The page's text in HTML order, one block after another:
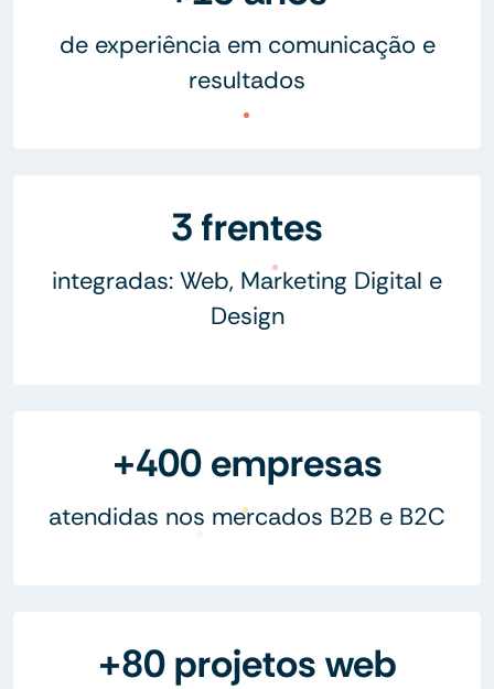
de experiência em comunicação e
resultados
3 frentes
integradas: Web, Marketing Digital e
Design
+400 empresas
atendidas nos mercados B2B e B2C
+80 projetos web